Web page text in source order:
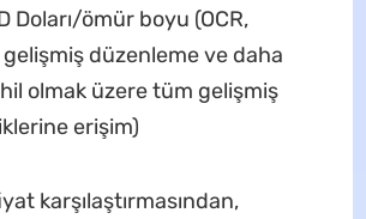
Doları/ömür boyu (OCR,
gelişmiş düzenleme ve daha
olmak üzere tüm gelişmiş
erişim)
karşılaştırmasından,